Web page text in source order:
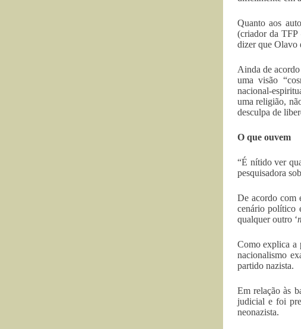
Quanto aos
(criador da TFP
dizer que Olavo
Ainda de
uma visão
nacional-
uma religião,
desculpa de
O que ouvem
“É nítido ver
pesquisadora
De acordo com
cenário político
qualquer outro ‘
Como explica a
nacionalismo
partido nazista.
Em relação às
judicial e foi
neonazista.